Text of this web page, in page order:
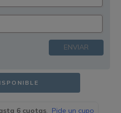
ENVIAR